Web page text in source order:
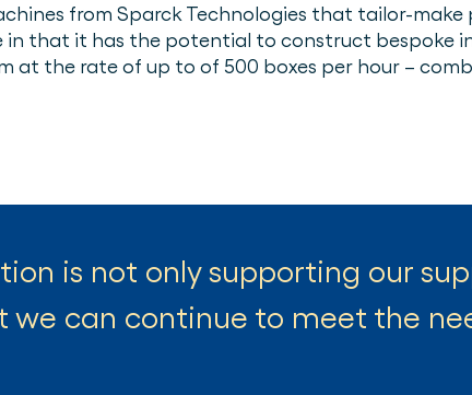
from Sparck Technologies that tailor-make
in that it has the potential to construct bespoke
at the rate of up to of 500 boxes per hour –
is not only supporting our
we can continue to meet the